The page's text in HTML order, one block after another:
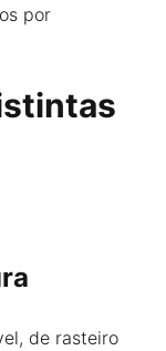
por
de rasteiro